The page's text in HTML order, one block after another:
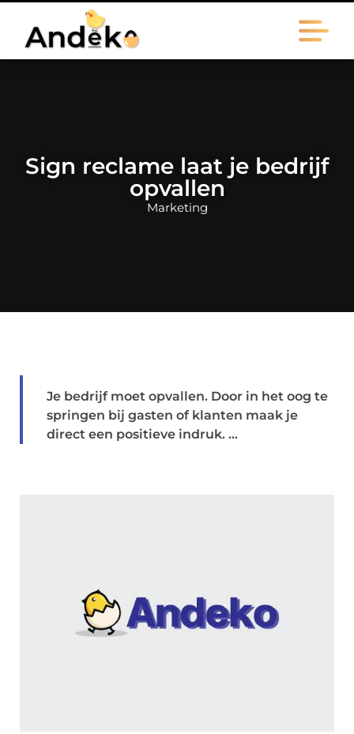
Sign reclame laat je bedrijf
opvallen
Marketing
Je bedrijf moet opvallen. Door in het oog te
springen bij gasten of klanten maak je
direct een positieve indruk. ...